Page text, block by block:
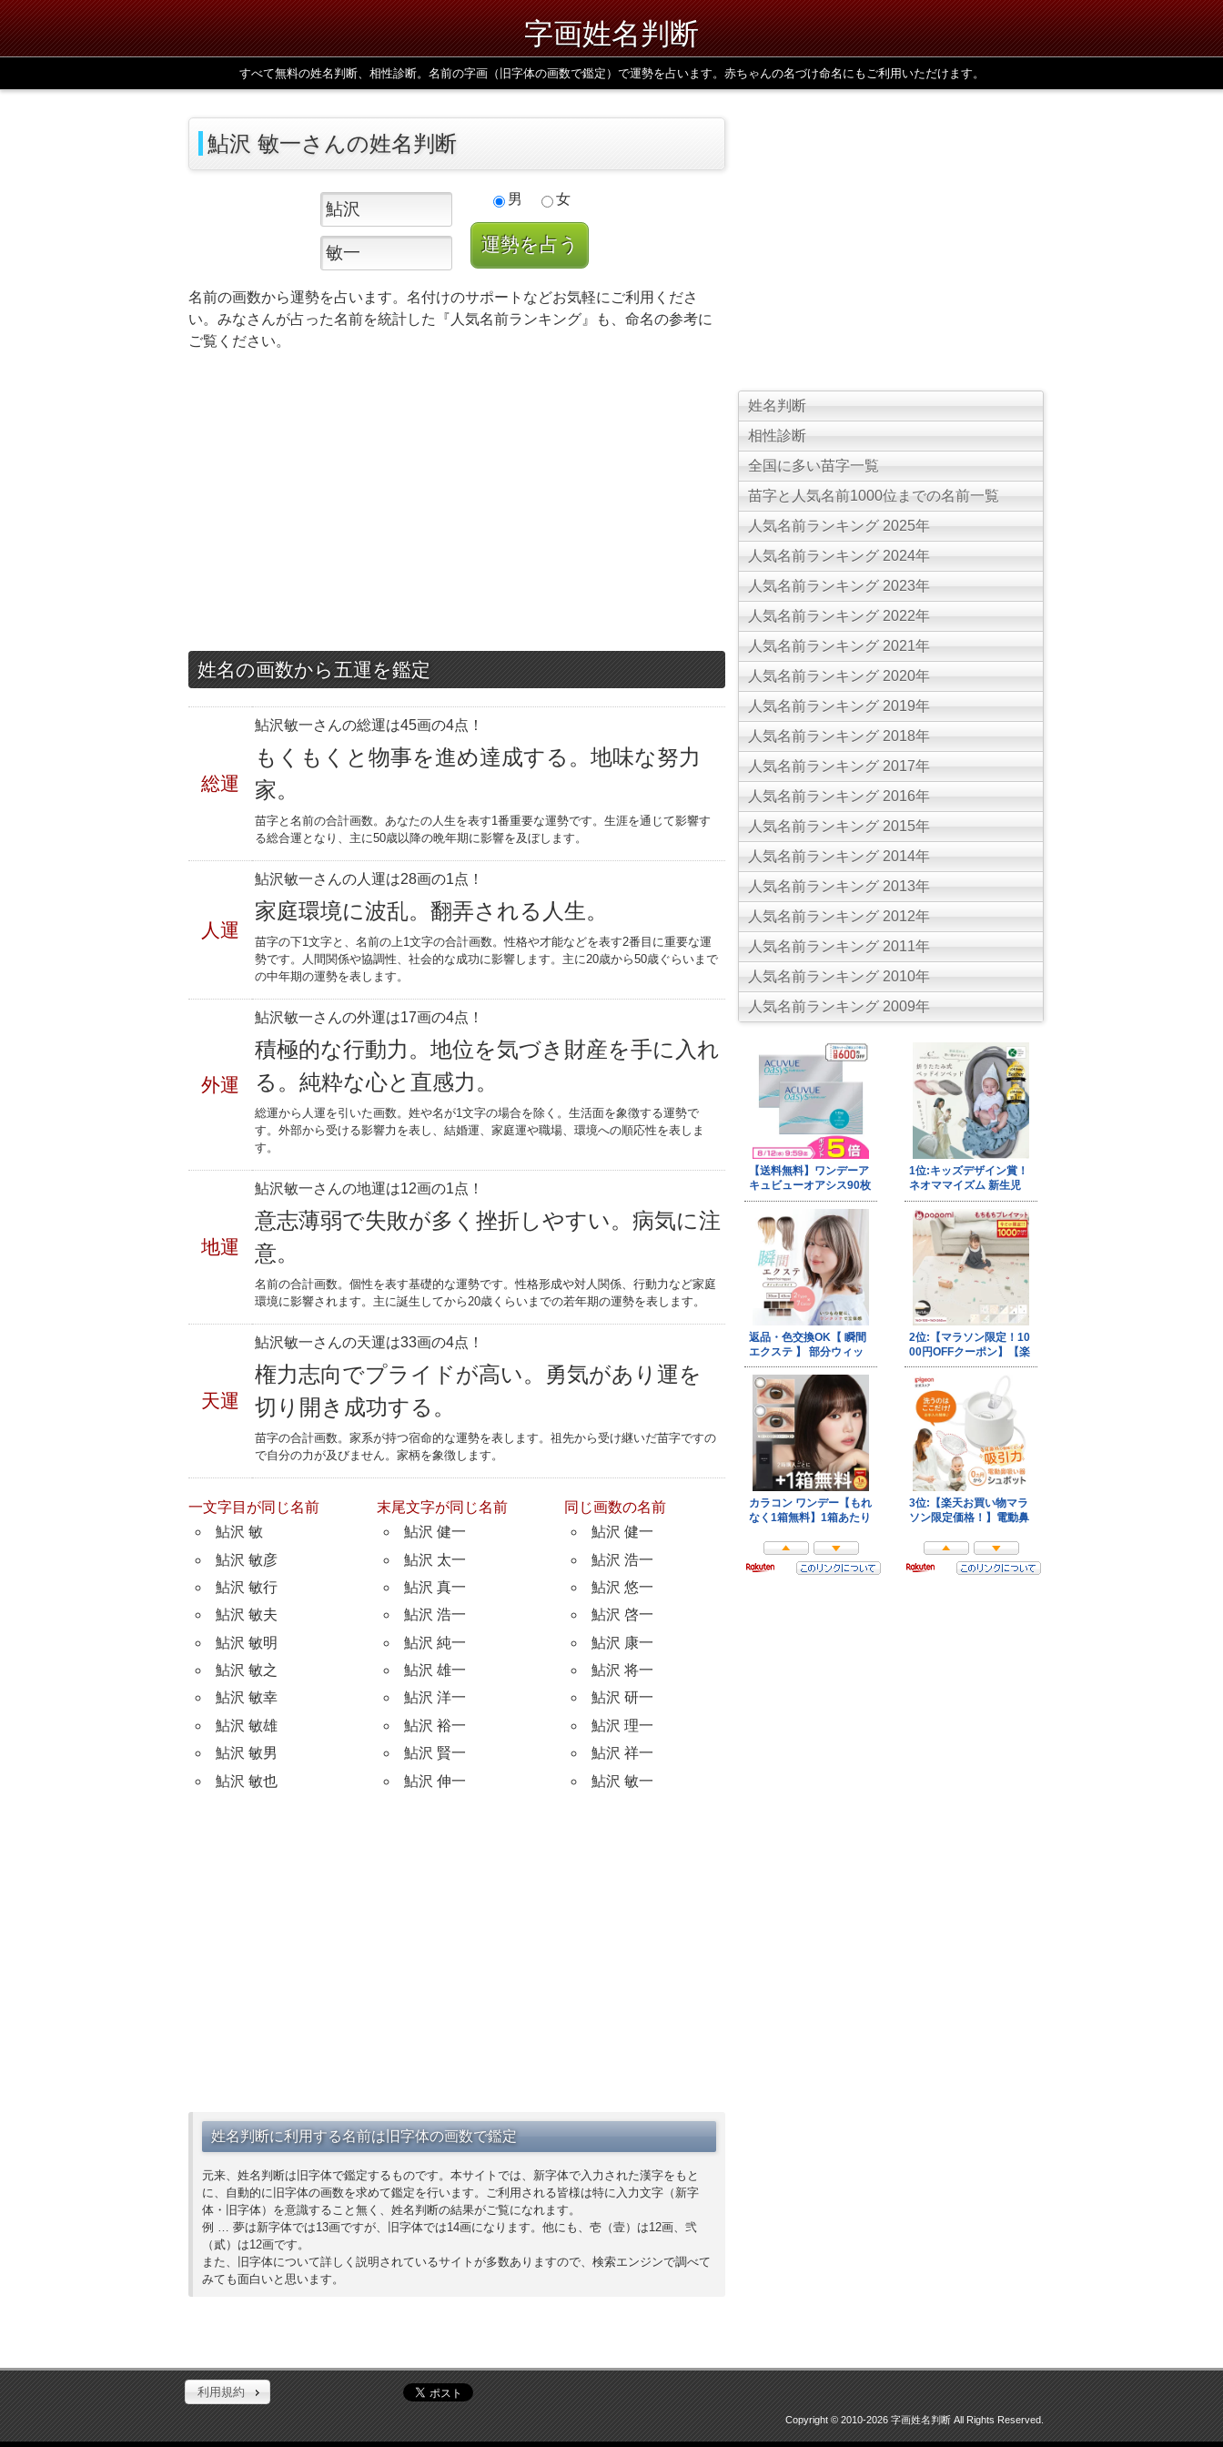
字画姓名判断
すべて無料の姓名判断、相性診断。名前の字画（旧字体の画数で鑑定）で運勢を占います。赤ちゃんの名づけ命名にもご利用いただけます。
鮎沢 敏一さんの姓名判断
男 女
名前の画数から運勢を占います。名付けのサポートなどお気軽にご利用くださ
い。みなさんが占った名前を統計した『人気名前ランキング』も、命名の参考に
ご覧ください。
姓名の画数から五運を鑑定
総運
鮎沢敏一さんの総運は45画の4点！
もくもくと物事を進め達成する。地味な努力
家。
苗字と名前の合計画数。あなたの人生を表す1番重要な運勢です。生涯を通じて影響す
る総合運となり、主に50歳以降の晩年期に影響を及ぼします。
人運
鮎沢敏一さんの人運は28画の1点！
家庭環境に波乱。翻弄される人生。
苗字の下1文字と、名前の上1文字の合計画数。性格や才能などを表す2番目に重要な運
勢です。人間関係や協調性、社会的な成功に影響します。主に20歳から50歳ぐらいまで
の中年期の運勢を表します。
外運
鮎沢敏一さんの外運は17画の4点！
積極的な行動力。地位を気づき財産を手に入れ
る。純粋な心と直感力。
総運から人運を引いた画数。姓や名が1文字の場合を除く。生活面を象徴する運勢で
す。外部から受ける影響力を表し、結婚運、家庭運や職場、環境への順応性を表しま
す。
地運
鮎沢敏一さんの地運は12画の1点！
意志薄弱で失敗が多く挫折しやすい。病気に注
意。
名前の合計画数。個性を表す基礎的な運勢です。性格形成や対人関係、行動力など家庭
環境に影響されます。主に誕生してから20歳くらいまでの若年期の運勢を表します。
天運
鮎沢敏一さんの天運は33画の4点！
権力志向でプライドが高い。勇気があり運を
切り開き成功する。
苗字の合計画数。家系が持つ宿命的な運勢を表します。祖先から受け継いだ苗字ですの
で自分の力が及びません。家柄を象徴します。
一文字目が同じ名前
鮎沢 敏
鮎沢 敏彦
鮎沢 敏行
鮎沢 敏夫
鮎沢 敏明
鮎沢 敏之
鮎沢 敏幸
鮎沢 敏雄
鮎沢 敏男
鮎沢 敏也
末尾文字が同じ名前
鮎沢 健一
鮎沢 太一
鮎沢 真一
鮎沢 浩一
鮎沢 純一
鮎沢 雄一
鮎沢 洋一
鮎沢 裕一
鮎沢 賢一
鮎沢 伸一
同じ画数の名前
鮎沢 健一
鮎沢 浩一
鮎沢 悠一
鮎沢 啓一
鮎沢 康一
鮎沢 将一
鮎沢 研一
鮎沢 理一
鮎沢 祥一
鮎沢 敏一
姓名判断に利用する名前は旧字体の画数で鑑定
元来、姓名判断は旧字体で鑑定するものです。本サイトでは、新字体で入力された漢字をもと
に、自動的に旧字体の画数を求めて鑑定を行います。ご利用される皆様は特に入力文字（新字
体・旧字体）を意識すること無く、姓名判断の結果がご覧になれます。
例 … 夢は新字体では13画ですが、旧字体では14画になります。他にも、壱（壹）は12画、弐
（貳）は12画です。
また、旧字体について詳しく説明されているサイトが多数ありますので、検索エンジンで調べて
みても面白いと思います。
姓名判断
相性診断
全国に多い苗字一覧
苗字と人気名前1000位までの名前一覧
人気名前ランキング 2025年
人気名前ランキング 2024年
人気名前ランキング 2023年
人気名前ランキング 2022年
人気名前ランキング 2021年
人気名前ランキング 2020年
人気名前ランキング 2019年
人気名前ランキング 2018年
人気名前ランキング 2017年
人気名前ランキング 2016年
人気名前ランキング 2015年
人気名前ランキング 2014年
人気名前ランキング 2013年
人気名前ランキング 2012年
人気名前ランキング 2011年
人気名前ランキング 2010年
人気名前ランキング 2009年
利用規約
Copyright © 2010-2026 字画姓名判断 All Rights Reserved.